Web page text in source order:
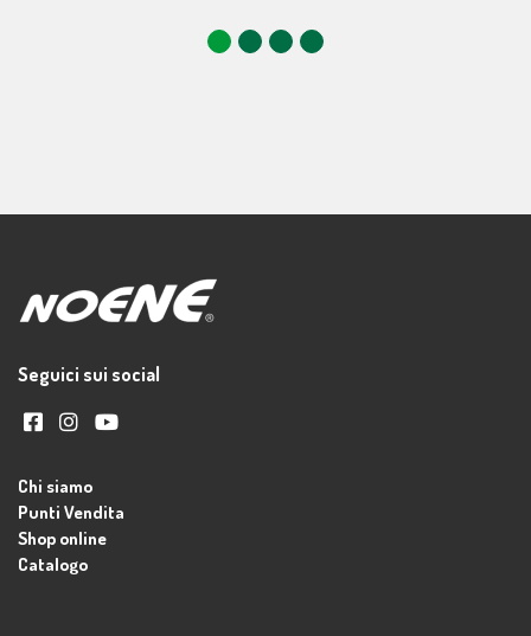
Seguici sui social
Chi siamo
Punti Vendita
Shop online
Catalogo